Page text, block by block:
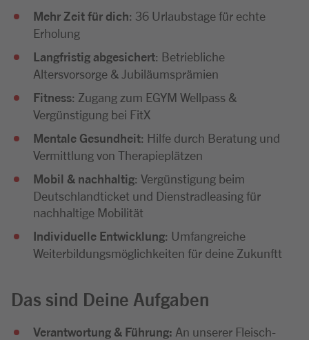
Mehr Zeit für dich: 36 Urlaubstage für echte
Erholung
Langfristig abgesichert: Betriebliche
Altersvorsorge & Jubiläumsprämien
Fitness: Zugang zum EGYM Wellpass &
Vergünstigung bei FitX
Mentale Gesundheit: Hilfe durch Beratung und
Vermittlung von Therapieplätzen
Mobil & nachhaltig: Vergünstigung beim
Deutschlandticket und Dienstradleasing für
nachhaltige Mobilität
Individuelle Entwicklung: Umfangreiche
Weiterbildungsmöglichkeiten für deine Zukunftt
Das sind Deine Aufgaben
Verantwortung & Führung: An unserer Fleisch-